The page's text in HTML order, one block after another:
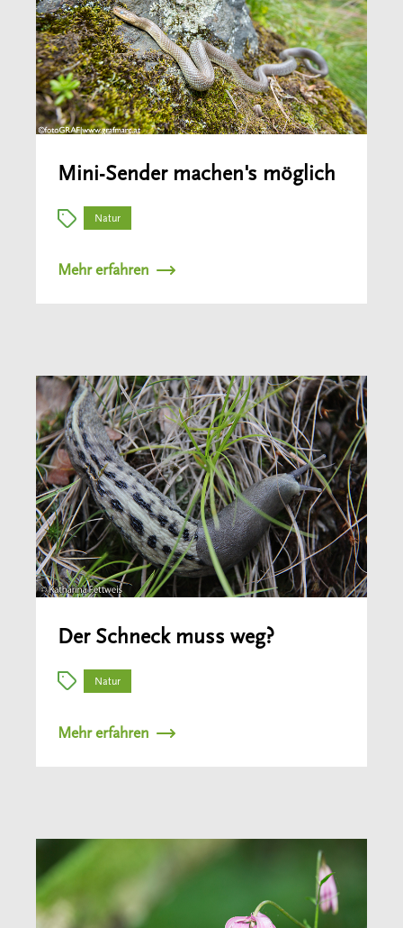
Mini-Sender machen's möglich
Natur
Mehr erfahren
Der Schneck muss weg?
Natur
Mehr erfahren